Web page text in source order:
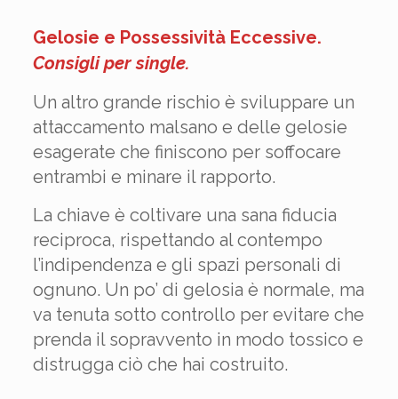
Gelosie e Possessività Eccessive.
Consigli per single.
Un altro grande rischio è sviluppare un
attaccamento malsano e delle gelosie
esagerate che finiscono per soffocare
entrambi e minare il rapporto.
La chiave è coltivare una sana fiducia
reciproca, rispettando al contempo
l’indipendenza e gli spazi personali di
ognuno. Un po’ di gelosia è normale, ma
va tenuta sotto controllo per evitare che
prenda il sopravvento in modo tossico e
distrugga ciò che hai costruito.